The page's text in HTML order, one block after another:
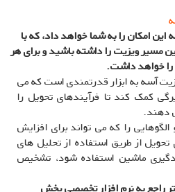
امکان را به شما خواهد داد، که با
مسیر ویزیت را داشته باشید و برای هر
را خواهد داشت.
آسه به ابزار قدرتمندی است که می
کمک کند تا فرآیندهای تحویل را
دهند.
را که می تواند برای افزایش
از طریق استفاده از تحلیل های
ماشین استفاده شود، تشخیص
راجع به نرم افزار تخصصی پخش